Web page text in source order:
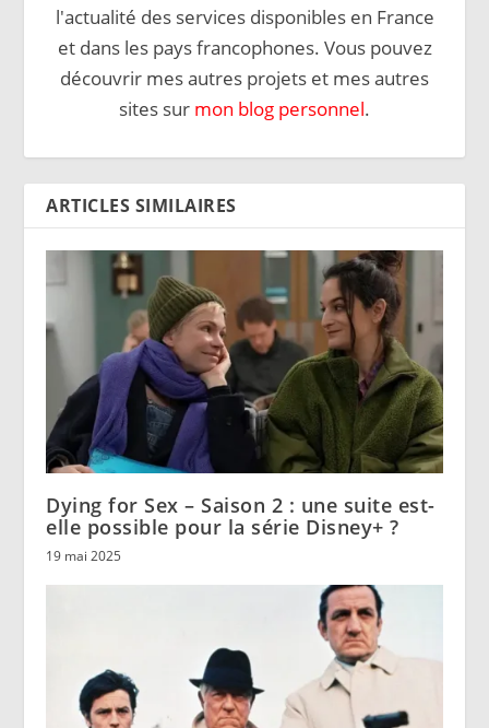
l'actualité des services disponibles en France
et dans les pays francophones. Vous pouvez
découvrir mes autres projets et mes autres
sites sur mon blog personnel.
ARTICLES SIMILAIRES
Dying for Sex – Saison 2 : une suite est-
elle possible pour la série Disney+ ?
19 mai 2025